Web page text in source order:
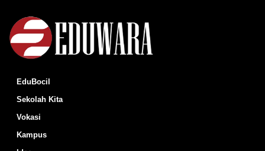
EduBocil
Sekolah Kita
Vokasi
Kampus